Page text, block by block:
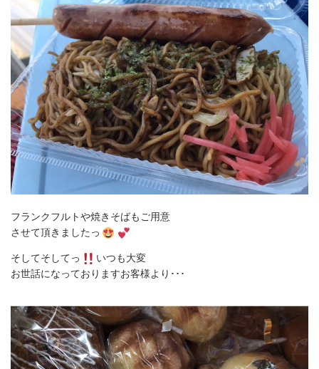
フランクフルトや焼きそばもご用意
させて頂きましたっ
そしてそしてっ
いつも大変
お世話になっておりますお客様より･･･